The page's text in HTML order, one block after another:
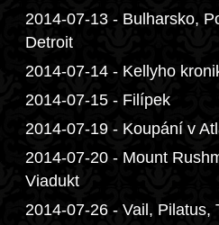
2014-07-13 - Bulharsko,
Detroit
2014-07-14 - Kellyho
2014-07-15 - Filípek
2014-07-19 - Koupání v
2014-07-20 - Mount
Viadukt
2014-07-26 - Vail, Pilatus,